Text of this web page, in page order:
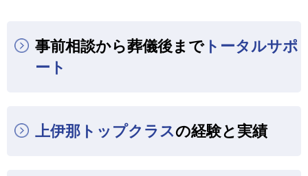
事前相談から葬儀後までトータルサポ
ート
上伊那トップクラスの経験と実績